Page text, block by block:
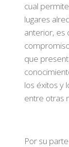
cual
lugares
anterior, es
que
los éxitos y
entre otras
Por su